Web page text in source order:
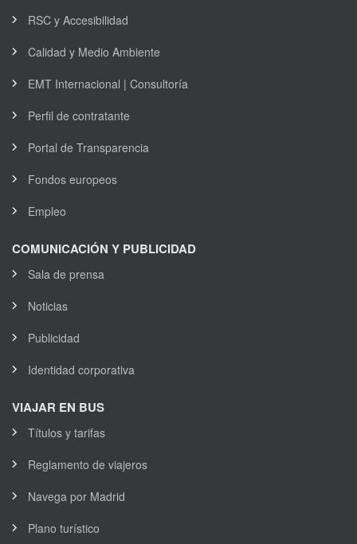
RSC y Accesibilidad
Calidad y Medio Ambiente
EMT Internacional | Consultoría
Perfil de contratante
Portal de Transparencia
Fondos europeos
Empleo
COMUNICACIÓN Y PUBLICIDAD
Sala de prensa
Noticias
Publicidad
Identidad corporativa
VIAJAR EN BUS
Títulos y tarifas
Reglamento de viajeros
Navega por Madrid
Plano turístico